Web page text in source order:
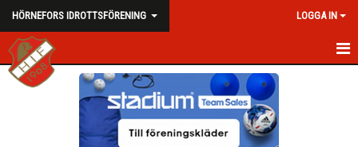
HÖRNEFORS IDROTTSFÖRENING LOGGA IN
HEM